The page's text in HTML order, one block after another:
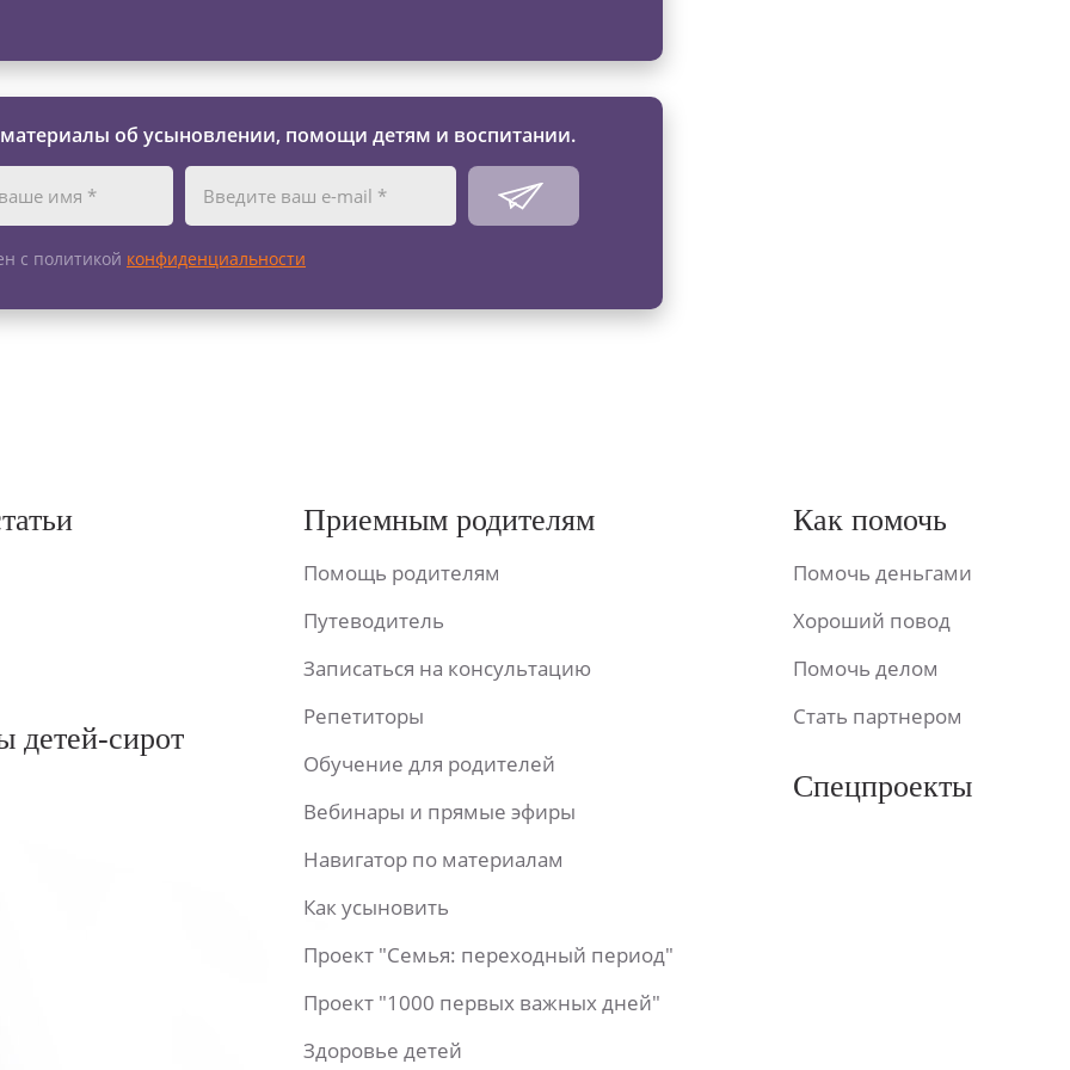
об усыновлении, помощи детям и воспитании.
с политикой конфиденциальности
детей-сирот
Приемным родителям
Помощь родителям
Путеводитель
Записаться на консультацию
Репетиторы
Обучение для родителей
Вебинары и прямые эфиры
Навигатор по материалам
Как усыновить
Проект "Семья: переходный период"
Проект "1000 первых важных дней"
Здоровье детей
Как помочь
Помочь деньгами
Хороший повод
Помочь делом
Стать партнером
Спецпроекты